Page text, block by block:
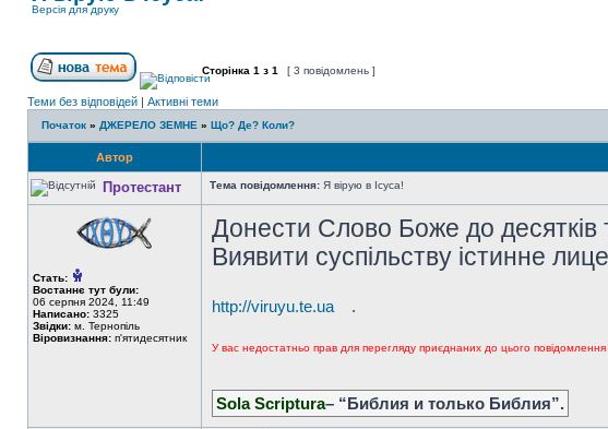
Версія для друку
Сторінка 1 з 1 [ 3 повідомлень ]
Теми без відповідей | Активні теми
Початок » ДЖЕРЕЛО ЗЕМНЕ » Що? Де? Коли?
Автор
Протестант Тема повідомлення: Я вірую в Ісуса!
Стать:
Востаннє тут були:
06 серпня 2024, 11:49
Написано: 3325
Звідки: м. Тернопіль
Віровизнання: п'ятидесятник
Донести Слово Боже до десятків
Виявити суспільству істинне
http://viruyu.te.ua .
У вас недостатньо прав для перегляду приєднаних до цього повідомлення
Sola Scriptura– “Библия и только Библия”.